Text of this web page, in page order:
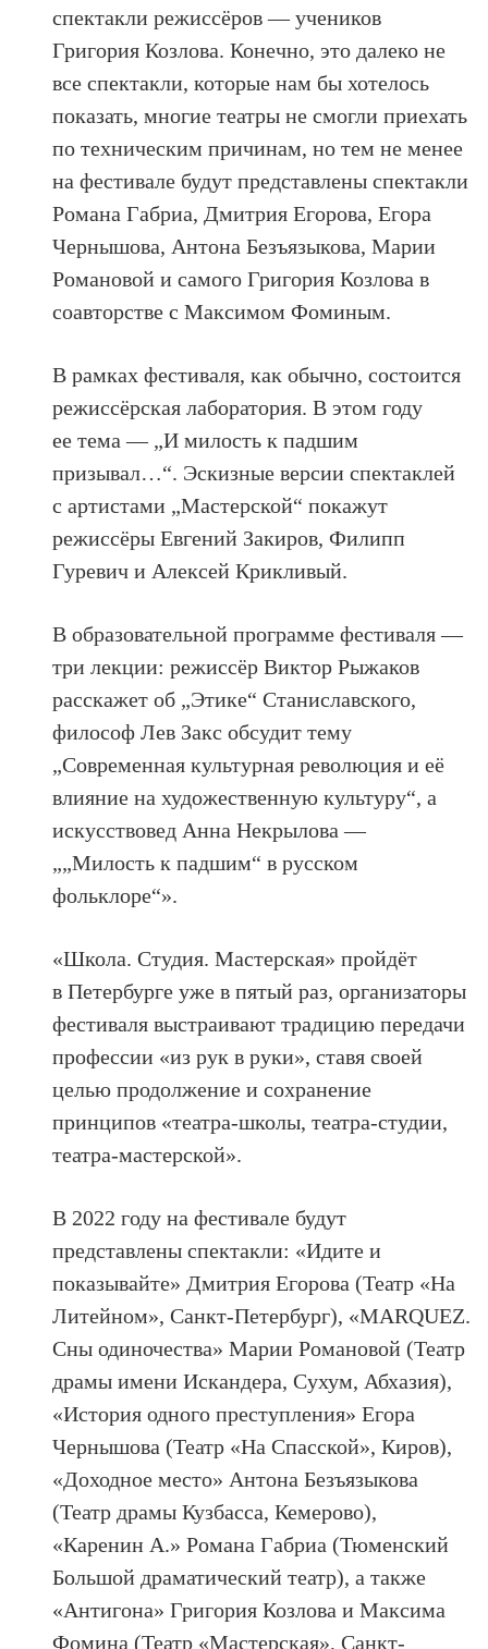
спектакли режиссёров — учеников
Григория Козлова. Конечно, это далеко не
все спектакли, которые нам бы хотелось
показать, многие театры не смогли приехать
по техническим причинам, но тем не менее
на фестивале будут представлены спектакли
Романа Габриа, Дмитрия Егорова, Егора
Чернышова, Антона Безъязыкова, Марии
Романовой и самого Григория Козлова в
соавторстве с Максимом Фоминым.
В рамках фестиваля, как обычно, состоится
режиссёрская лаборатория. В этом году
ее тема — „И милость к падшим
призывал…“. Эскизные версии спектаклей
с артистами „Мастерской“ покажут
режиссёры Евгений Закиров, Филипп
Гуревич и Алексей Крикливый.
В образовательной программе фестиваля —
три лекции: режиссёр Виктор Рыжаков
расскажет об „Этике“ Станиславского,
философ Лев Закс обсудит тему
„Современная культурная революция и её
влияние на художественную культуру“, а
искусствовед Анна Некрылова —
„„Милость к падшим“ в русском
фольклоре“».
«Школа. Студия. Мастерская» пройдёт
в Петербурге уже в пятый раз, организаторы
фестиваля выстраивают традицию передачи
профессии «из рук в руки», ставя своей
целью продолжение и сохранение
принципов «театра-школы, театра-студии,
театра-мастерской».
В 2022 году на фестивале будут
представлены спектакли: «Идите и
показывайте» Дмитрия Егорова (Театр «На
Литейном», Санкт-Петербург), «MARQUEZ.
Сны одиночества» Марии Романовой (Театр
драмы имени Искандера, Сухум, Абхазия),
«История одного преступления» Егора
Чернышова (Театр «На Спасской», Киров),
«Доходное место» Антона Безъязыкова
(Театр драмы Кузбасса, Кемерово),
«Каренин А.» Романа Габриа (Тюменский
Большой драматический театр), а также
«Антигона» Григория Козлова и Максима
Фомина (Театр «Мастерская», Санкт-